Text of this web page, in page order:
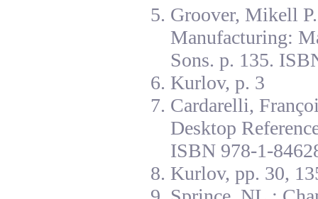
Groover, Mikell
Manufacturing:
Sons. p. 135.
Kurlov, p. 3
Cardarelli,
Desktop
ISBN 978-1-
Kurlov, pp. 30,